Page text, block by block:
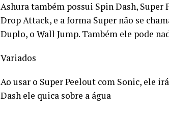
Ashura também possui Spin Dash,
Drop Attack, e a forma Super não se
Duplo, o Wall Jump. Também ele pode
Variados
Ao usar o Super Peelout com Sonic, ele
Dash ele quica sobre a água